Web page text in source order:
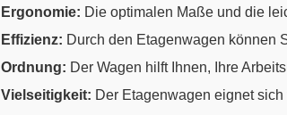
Ergonomie: Die optimalen Maße und die
Effizienz: Durch den Etagenwagen können
Ordnung: Der Wagen hilft Ihnen, Ihre
Vielseitigkeit: Der Etagenwagen eignet